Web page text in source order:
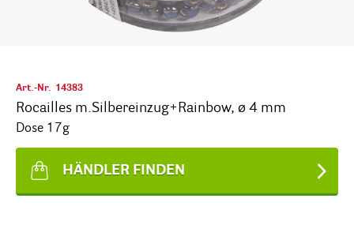
Art.-Nr. 14383
Rocailles m.Silbereinzug+Rainbow, ø 4 mm
Dose 17g
HÄNDLER FINDEN